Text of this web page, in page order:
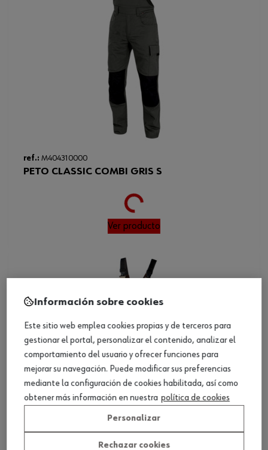
ref.: M404310000
PETO CLASSIC COMBI GRIS S
Loading...
Ver producto
Información sobre cookies
Este sitio web emplea cookies propias y de terceros para
gestionar el portal, personalizar el contenido, analizar el
comportamiento del usuario y ofrecer funciones para
mejorar su navegación. Puede modificar sus preferencias
mediante la configuración de cookies habilitada, así como
obtener más información en nuestra política de cookies
Personalizar
Rechazar cookies